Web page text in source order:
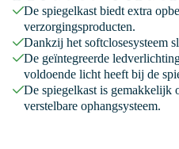
De spiegelkast biedt extra
verzorgingsproducten.
Dankzij het softclosesysteem
De geïntegreerde
voldoende licht heeft bij de
De spiegelkast is gemakkelijk
verstelbare ophangsysteem.